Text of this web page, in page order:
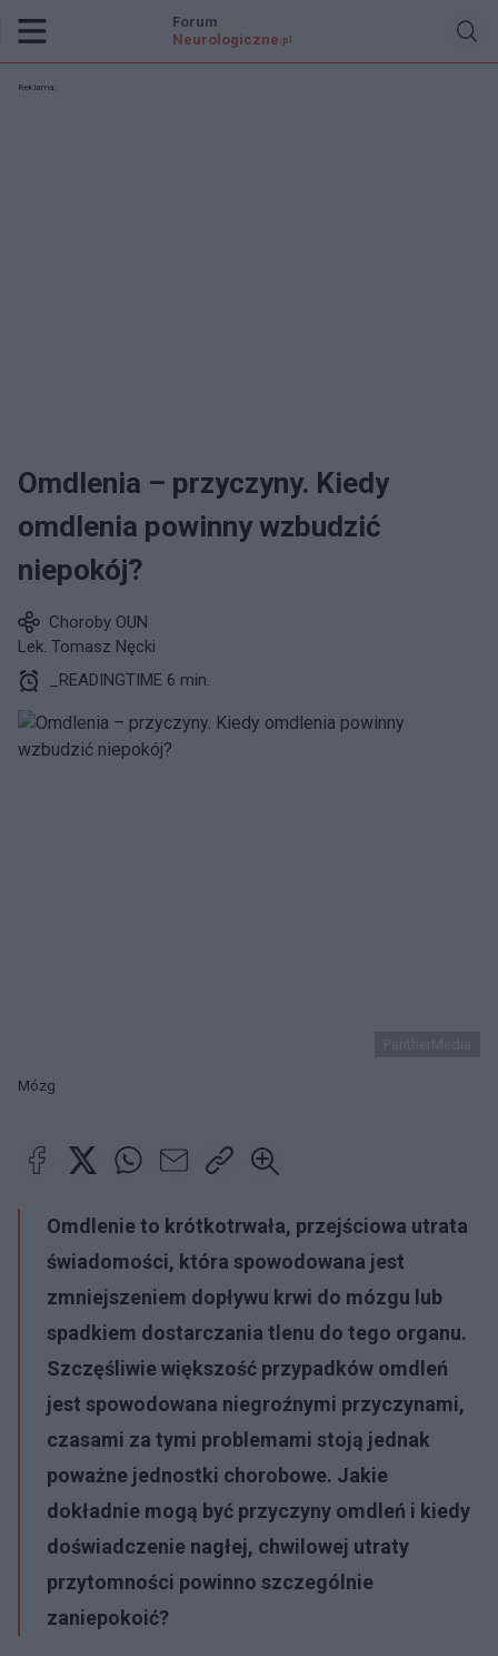
Forum
Neurologiczne .pl
Reklama:
Omdlenia – przyczyny. Kiedy
omdlenia powinny wzbudzić
niepokój?
Choroby OUN
Lek. Tomasz Nęcki
_READINGTIME 6 min.
Mózg
Omdlenie to krótkotrwała, przejściowa utrata
świadomości, która spowodowana jest
zmniejszeniem dopływu krwi do mózgu lub
spadkiem dostarczania tlenu do tego organu.
Szczęśliwie większość przypadków omdleń
jest spowodowana niegroźnymi przyczynami,
czasami za tymi problemami stoją jednak
poważne jednostki chorobowe. Jakie
dokładnie mogą być przyczyny omdleń i kiedy
doświadczenie nagłej, chwilowej utraty
przytomności powinno szczególnie
zaniepokoić?